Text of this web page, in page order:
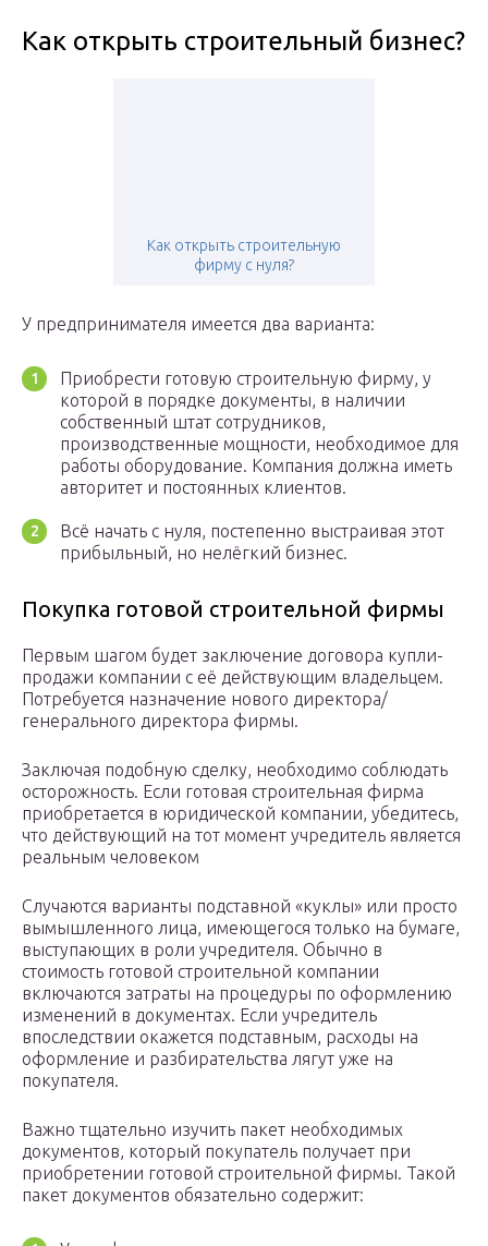
Как открыть строительный бизнес?
Как открыть строительную
фирму с нуля?
У предпринимателя имеется два варианта:
Приобрести готовую строительную фирму, у
которой в порядке документы, в наличии
собственный штат сотрудников,
производственные мощности, необходимое для
работы оборудование. Компания должна иметь
авторитет и постоянных клиентов.
Всё начать с нуля, постепенно выстраивая этот
прибыльный, но нелёгкий бизнес.
Покупка готовой строительной фирмы
Первым шагом будет заключение договора купли-
продажи компании с её действующим владельцем.
Потребуется назначение нового директора/
генерального директора фирмы.
Заключая подобную сделку, необходимо соблюдать
осторожность. Если готовая строительная фирма
приобретается в юридической компании, убедитесь,
что действующий на тот момент учредитель является
реальным человеком
Случаются варианты подставной «куклы» или просто
вымышленного лица, имеющегося только на бумаге,
выступающих в роли учредителя. Обычно в
стоимость готовой строительной компании
включаются затраты на процедуры по оформлению
изменений в документах. Если учредитель
впоследствии окажется подставным, расходы на
оформление и разбирательства лягут уже на
покупателя.
Важно тщательно изучить пакет необходимых
документов, который покупатель получает при
приобретении готовой строительной фирмы. Такой
пакет документов обязательно содержит: